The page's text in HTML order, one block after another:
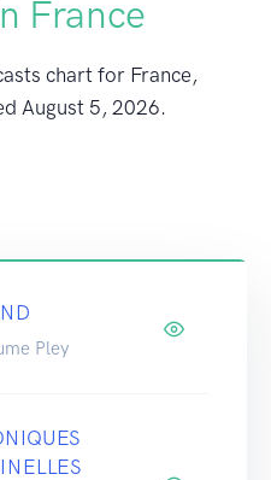
France
chart for France,
August 5, 2026.
Pley